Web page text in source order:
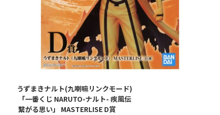
うずまきナルト(九喇嘛リンクモード)
「一番くじ NARUTO-ナルト- 疾風伝
繋がる思い」 MASTERLISE D賞